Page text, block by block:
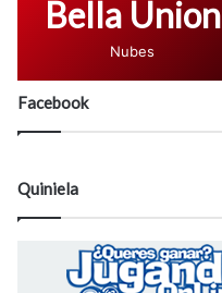
Bella Union
Nubes
Facebook
Quiniela